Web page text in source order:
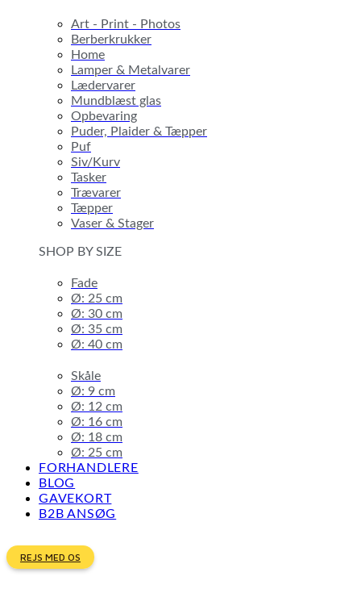
Art - Print - Photos
Berberkrukker
Home
Lamper & Metalvarer
Lædervarer
Mundblæst glas
Opbevaring
Puder, Plaider & Tæpper
Puf
Siv/Kurv
Tasker
Trævarer
Tæpper
Vaser & Stager
SHOP BY SIZE
Fade
Ø: 25 cm
Ø: 30 cm
Ø: 35 cm
Ø: 40 cm
Skåle
Ø: 9 cm
Ø: 12 cm
Ø: 16 cm
Ø: 18 cm
Ø: 25 cm
FORHANDLERE
BLOG
GAVEKORT
B2B ANSØG
REJS MED OS